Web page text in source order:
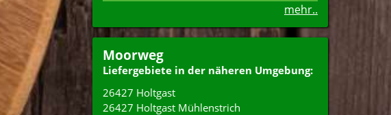
mehr..
Moorweg
Liefergebiete in der näheren Umgebung:
26427 Holtgast
26427 Holtgast Mühlenstrich